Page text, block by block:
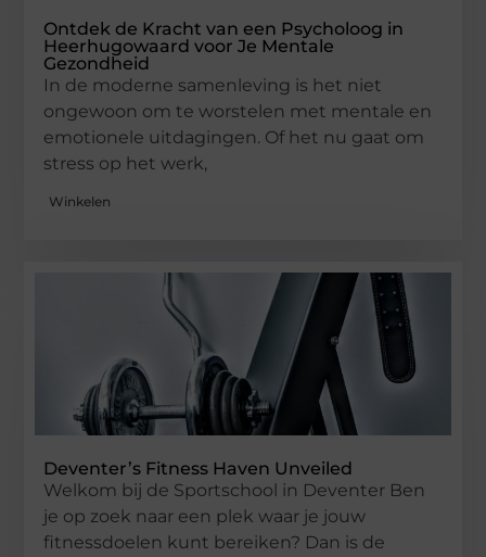
Ontdek de Kracht van een Psycholoog in
Heerhugowaard voor Je Mentale
Gezondheid
In de moderne samenleving is het niet
ongewoon om te worstelen met mentale en
emotionele uitdagingen. Of het nu gaat om
stress op het werk,
Winkelen
Deventer’s Fitness Haven Unveiled
Welkom bij de Sportschool in Deventer Ben
je op zoek naar een plek waar je jouw
fitnessdoelen kunt bereiken? Dan is de